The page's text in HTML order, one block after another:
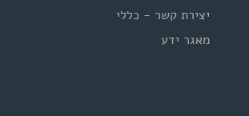
יצירת קשר - כללי
מאגר ידע